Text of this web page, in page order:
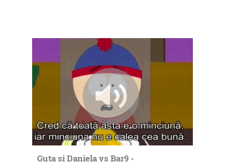
Guta si Daniela vs Bar9 -